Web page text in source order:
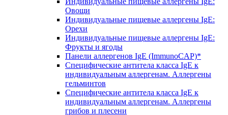
Овощи
Индивидуальные пищевые аллергены IgE:
Орехи
Индивидуальные пищевые аллергены IgE:
Фрукты и ягоды
Панели аллергенов IgE (ImmunoCAP)*
Специфические антитела класса IgE к
индивидуальным аллергенам. Аллергены
гельминтов
Специфические антитела класса IgE к
индивидуальным аллергенам. Аллергены
грибов и плесени